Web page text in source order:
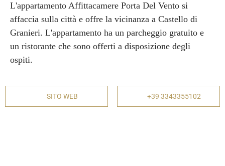
L'appartamento Affittacamere Porta Del Vento si
affaccia sulla città e offre la vicinanza a Castello di
Granieri. L'appartamento ha un parcheggio gratuito e
un ristorante che sono offerti a disposizione degli
ospiti.
SITO WEB +39 3343355102